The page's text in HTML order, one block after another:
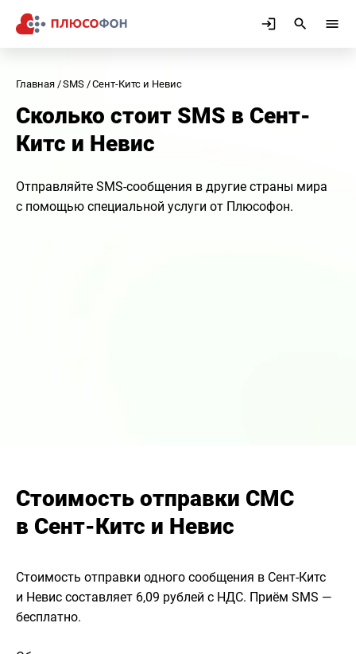
Главная SMS Сент-Китс и Невис
Сколько стоит SMS в Сент-
Китс и Невис
Отправляйте SMS-сообщения в другие страны мира
с помощью специальной услуги от Плюсофон.
Стоимость отправки СМС
в Сент-Китс и Невис
Стоимость отправки одного сообщения в Сент-Китс
и Невис составляет 6,09 рублей с НДС. Приём SMS —
бесплатно.